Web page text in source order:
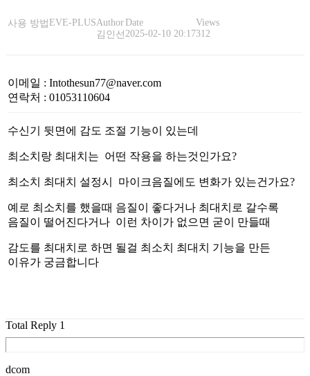
사용 방법 EVE-PLUSAuthor
김인선
Date
2025-02-10 20:17
Views
312
이메일 : Intothesun77@naver.com
연락처 : 01053110604
수신기 뒷면에 감도 조절 기능이 있는데
최소치랑 최대치는 어떤 작용을 하는것인가요?
최소치 최대치 설정시 마이크음질에도 변화가 있는건가요?
예로 최소치를 했을때 음질이 좋다거나 최대치로 갈수록
음질이 떨어진다거나 이런 차이가 없으면 굳이 만들때
감도를 최대치로 하면 될걸 최소치 최대치 기능을 만든
이유가 궁금합니다
Total Reply 1
dcom